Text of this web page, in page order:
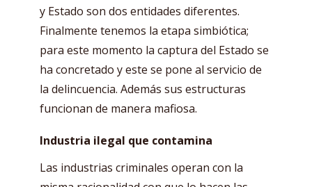
y Estado son dos entidades diferentes.
Finalmente tenemos la etapa simbiótica;
para este momento la captura del Estado se
ha concretado y este se pone al servicio de
la delincuencia. Además sus estructuras
funcionan de manera mafiosa.
Industria ilegal que contamina
Las industrias criminales operan con la